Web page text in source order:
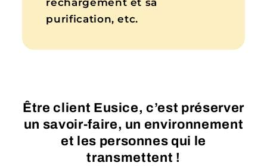
purification, etc.
Être client Eusice, c’est préserver
un savoir-faire, un environnement
et les personnes qui le
transmettent !